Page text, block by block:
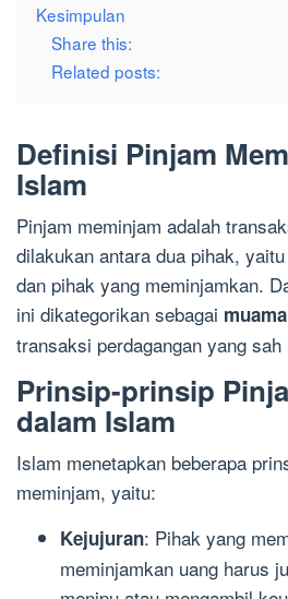
Kesimpulan
Share this:
Related posts:
Definisi Pinjam
Islam
Pinjam meminjam adalah
dilakukan antara dua pihak,
dan pihak yang meminjamkan.
ini dikategorikan sebagai
transaksi perdagangan yang
Prinsip-prinsip
dalam Islam
Islam menetapkan beberapa
meminjam, yaitu:
Kejujuran: Pihak yang
meminjamkan uang harus